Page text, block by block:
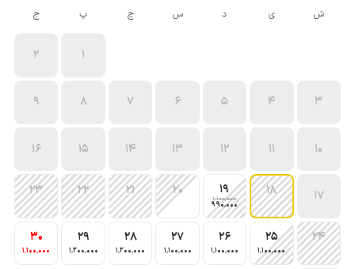
ش ی د س چ پ ج
1
2
3
4
5
6
7
8
9
10
11
12
13
14
15
16
17
18
19
1٬100٬000
990٬000
20
21
22
23
24
25
1٬100٬000
26
1٬100٬000
27
1٬100٬000
28
1٬200٬000
29
1٬200٬000
30
1٬100٬000